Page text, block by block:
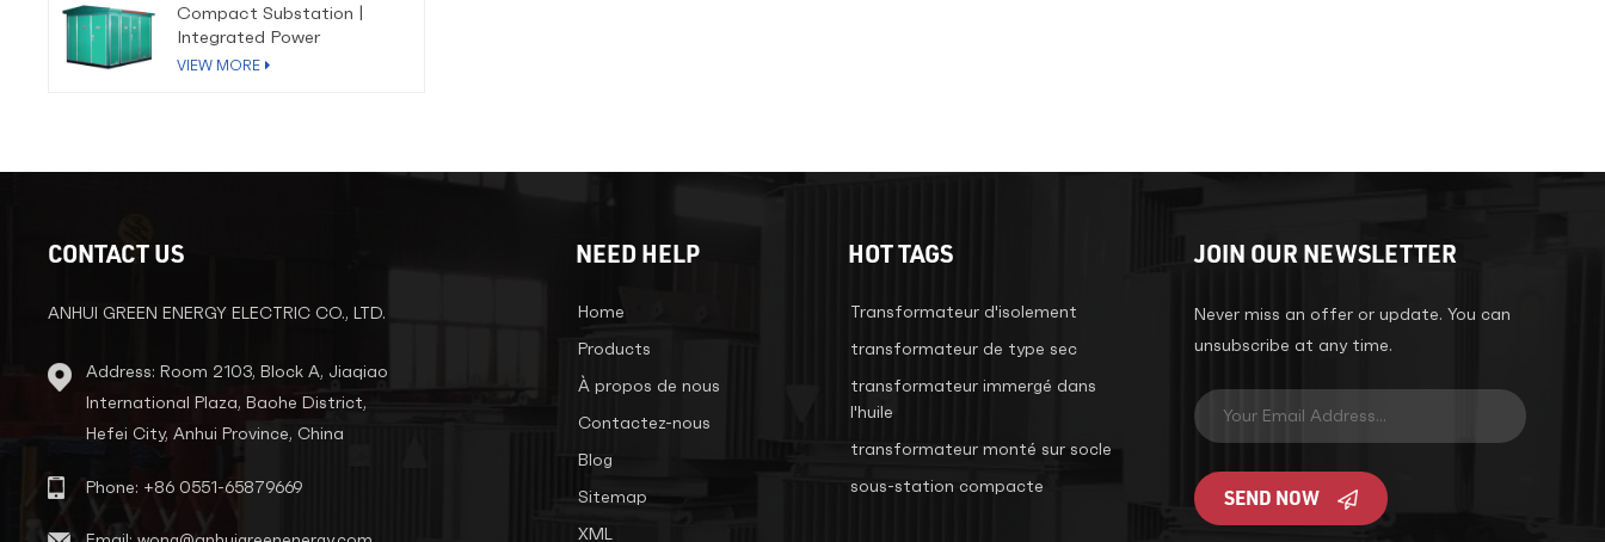
Compact Substation |
Integrated Power
Distribution Solution
VIEW MORE
CONTACT US
ANHUI GREEN ENERGY ELECTRIC CO., LTD.
Address: Room 2103, Block A, Jiaqiao
International Plaza, Baohe District,
Hefei City, Anhui Province, China
Phone: +86 0551-65879669
NEED HELP
Home
Products
À propos de nous
Contactez-nous
Blog
Sitemap
XML
HOT TAGS
Transformateur d'isolement
transformateur de type sec
transformateur immergé dans
l'huile
transformateur monté sur socle
sous-station compacte
JOIN OUR NEWSLETTER
Never miss an offer or update. You can
unsubscribe at any time.
SEND NOW